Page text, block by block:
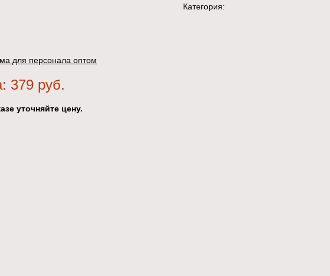
Категория:
для персонала оптом
379 руб.
уточняйте цену.